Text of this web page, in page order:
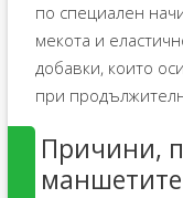
по специален
мекота и
добавки, които
при
Причини,